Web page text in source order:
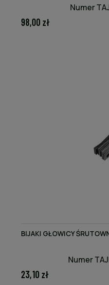
Numer
98,00 zł
BIJAKI GŁOWICY
Numer
23,10 zł